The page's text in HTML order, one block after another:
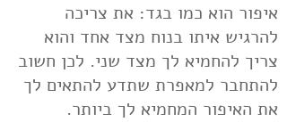
איפור הוא כמו בגד: את צריכה
להרגיש איתו בנוח מצד אחד והוא
צריך להחמיא לך מצד שני. לכן חשוב
להתחבר למאפרת שתדע להתאים לך
את האיפור המחמיא לך ביותר.